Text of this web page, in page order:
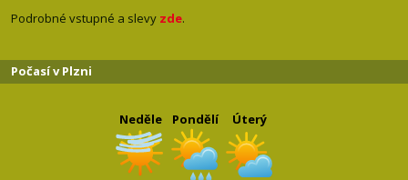
Podrobné vstupné a slevy zde.
Počasí v Plzni
Neděle Pondělí Úterý